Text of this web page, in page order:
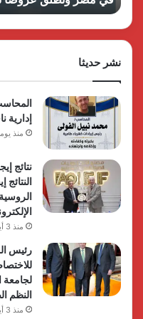
برؤية
جديدة
وتوسع
عالمي
نشر حديثا
إدارية
منذ
نتائج
النتائج
منذ 3 أيام
رئيس
لجامعة
النظم
منذ 3 أيام